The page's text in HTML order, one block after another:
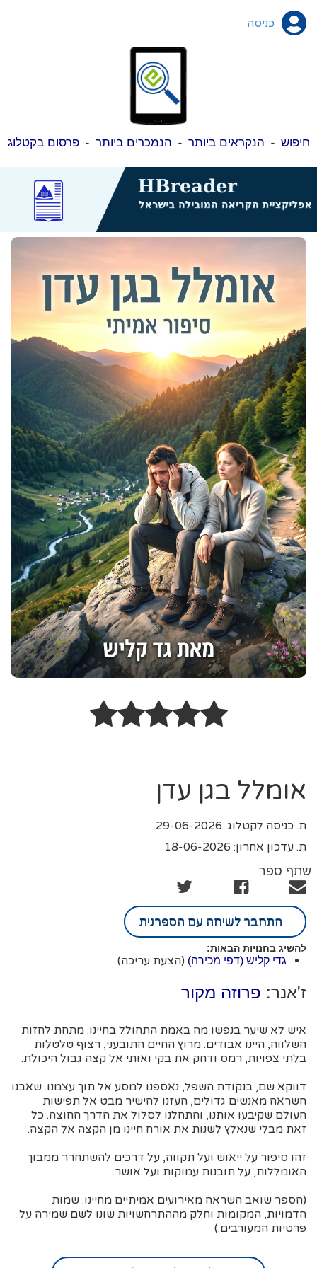
כניסה
חיפוש - הנקראים ביותר - הנמכרים ביותר -פרסום בקטלוג
אומלל בגן עדן
ת. כניסה לקטלוג: 29-06-2026
ת. עדכון אחרון: 18-06-2026
שתף ספר
התחבר לשיחה עם הספרנית
להשיג בחנויות הבאות:
גדי קליש (דפי מכירה) (הצעת עריכה)
ז'אנר: פרוזה מקור
איש לא שיער בנפשו מה באמת התחולל בחיינו. מתחת לחזות
השלווה, היינו אבודים. מרוץ החיים התובעני, רצוף טלטלות
בלתי צפויות, רמס ודחק את בקי ואותי אל קצה גבול היכולת.
דווקא שם, בנקודת השפל, נאספנו למסע אל תוך עצמנו. שאבנו
השראה מאנשים גדולים, העזנו להישיר מבט אל תפישות
העולם שקיבעו אותנו, והתחלנו לסלול את הדרך החוצה. כל
זאת מבלי שנאלץ לשנות את אורח חיינו מן הקצה אל הקצה.
זהו סיפור על ייאוש ועל תקווה, על דרכים להשתחרר ממבוך
האומללות, על תובנות עמוקות ועל אושר.
(הספר שואב השראה מאירועים אמיתיים מחיינו. שמות
הדמויות, המקומות וחלק מההתרחשויות שונו לשם שמירה על
פרטיות המעורבים.)